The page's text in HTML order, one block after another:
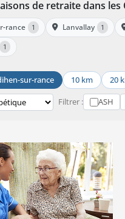
de retraite dans
rance 1 Lanvallay 1
1
sur-rance 10 km 20
Filtrer : ASH